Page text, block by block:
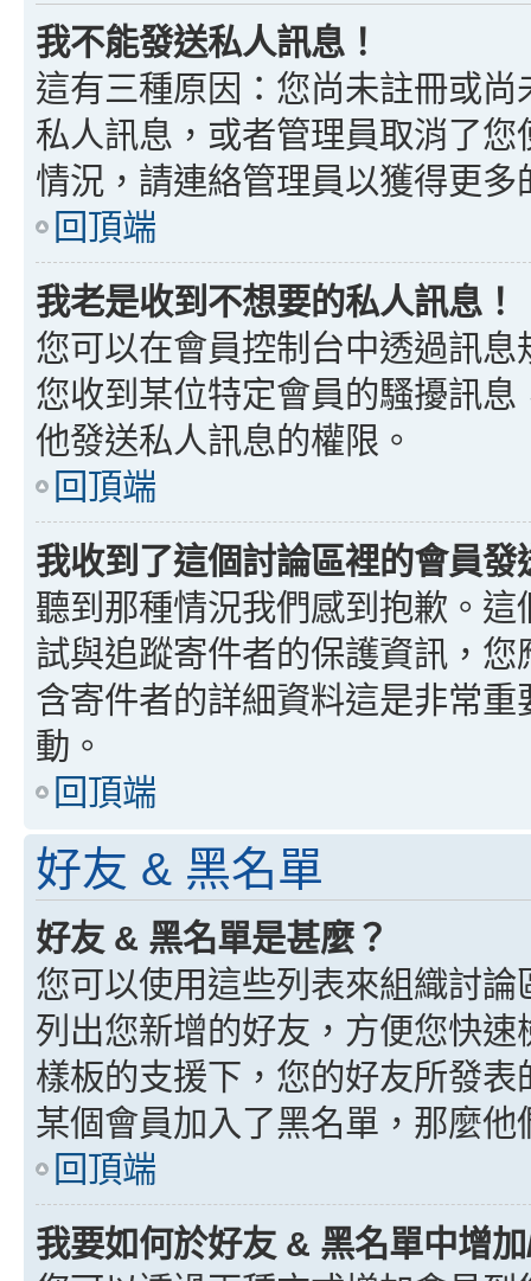
我不能發送私人訊息！
這有三種原因：您尚未註冊或
私人訊息，或者管理員取消了
情況，請連絡管理員以獲得更多
回頂端
我老是收到不想要的私人訊息！
您可以在會員控制台中透過訊
您收到某位特定會員的騷擾訊
他發送私人訊息的權限。
回頂端
我收到了這個討論區裡的會員
聽到那種情況我們感到抱歉。
試與追蹤寄件者的保護資訊，
含寄件者的詳細資料這是非常
動。
回頂端
好友 & 黑名單
好友 & 黑名單是甚麼？
您可以使用這些列表來組織討
列出您新增的好友，方便您快
樣板的支援下，您的好友所發
某個會員加入了黑名單，那麼
回頂端
我要如何於好友 & 黑名單中增